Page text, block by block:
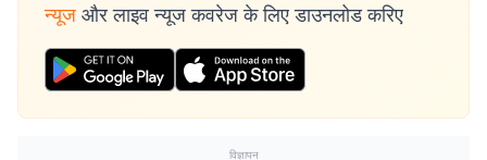
न्यूज और लाइव न्यूज कवरेज के लिए डाउनलोड करिए
विज्ञापन